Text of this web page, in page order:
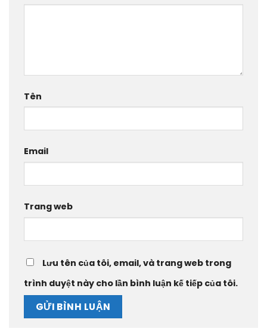
Tên
Email
Trang web
Lưu tên của tôi, email, và trang web trong
trình duyệt này cho lần bình luận kế tiếp của tôi.